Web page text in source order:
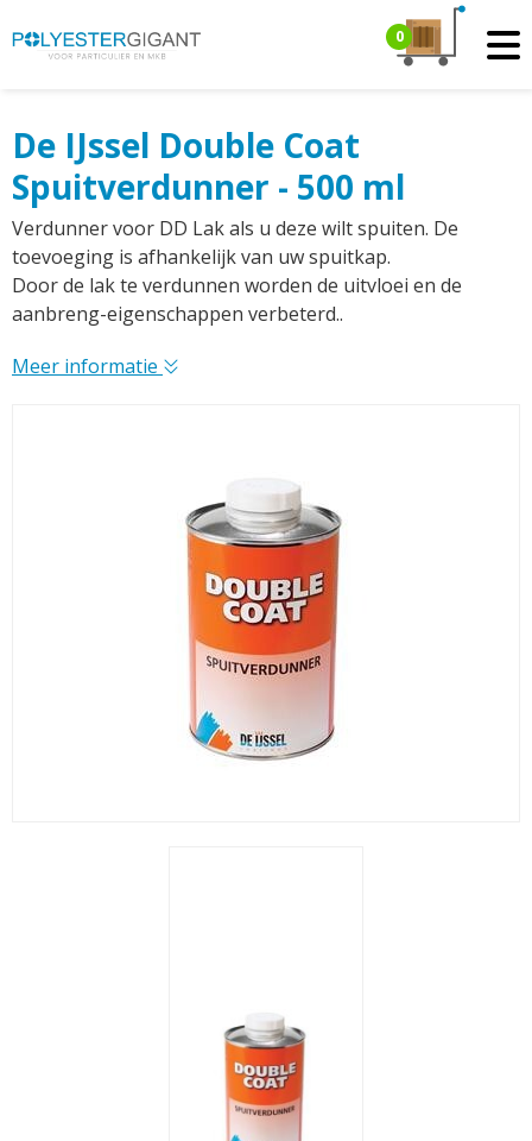
0
De IJssel Double Coat
Spuitverdunner - 500 ml
Verdunner voor DD Lak als u deze wilt spuiten. De
toevoeging is afhankelijk van uw spuitkap.
Door de lak te verdunnen worden de uitvloei en de
aanbreng-eigenschappen verbeterd..
Meer informatie